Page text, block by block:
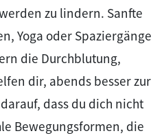
zu lindern. Sanfte
Yoga oder Spaziergänge
die Durchblutung,
dir, abends besser zur
dass du dich nicht
Bewegungsformen, die